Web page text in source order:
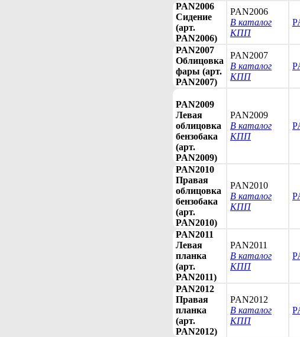
PAN2006
Сидение
(арт.
PAN2006)
PAN2006
В каталог
КПП
PAN2007
Облицовка
фары (арт.
PAN2007)
PAN2007
В каталог
КПП
PAN2009
Левая
облицовка
бензобака
(арт.
PAN2009)
PAN2009
В каталог
КПП
PAN2010
Правая
облицовка
бензобака
(арт.
PAN2010)
PAN2010
В каталог
КПП
PAN2011
Левая
планка
(арт.
PAN2011)
PAN2011
В каталог
КПП
PAN2012
Правая
планка
(арт.
PAN2012)
PAN2012
В каталог
КПП